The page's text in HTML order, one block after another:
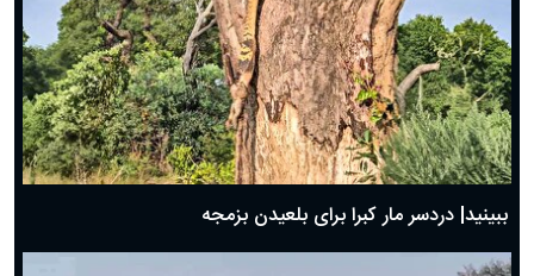
ببینید| دردسر مار کبرا برای بلعیدن بزمجه